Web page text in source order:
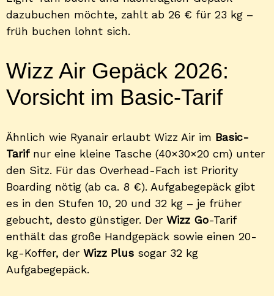
dazubuchen möchte, zahlt ab 26 € für 23 kg –
früh buchen lohnt sich.
Wizz Air Gepäck 2026:
Vorsicht im Basic-Tarif
Ähnlich wie Ryanair erlaubt Wizz Air im Basic-
Tarifnur eine kleine Tasche (40×30×20 cm) unter
den Sitz. Für das Overhead-Fach ist Priority
Boarding nötig (ab ca. 8 €). Aufgabegepäck gibt
es in den Stufen 10, 20 und 32 kg – je früher
gebucht, desto günstiger. Der Wizz Go-Tarif
enthält das große Handgepäck sowie einen 20-
kg-Koffer, der Wizz Plus sogar 32 kg
Aufgabegepäck.